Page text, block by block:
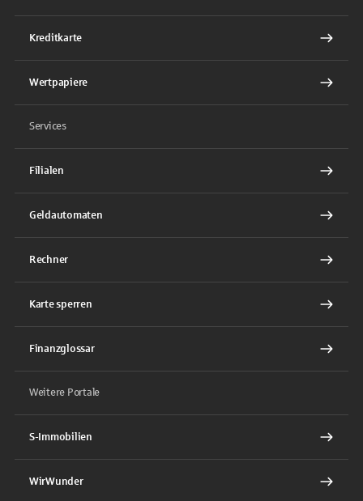
Kreditkarte
Wertpapiere
Services
Filialen
Geldautomaten
Rechner
Karte sperren
Finanzglossar
Weitere Portale
S-Immobilien
WirWunder